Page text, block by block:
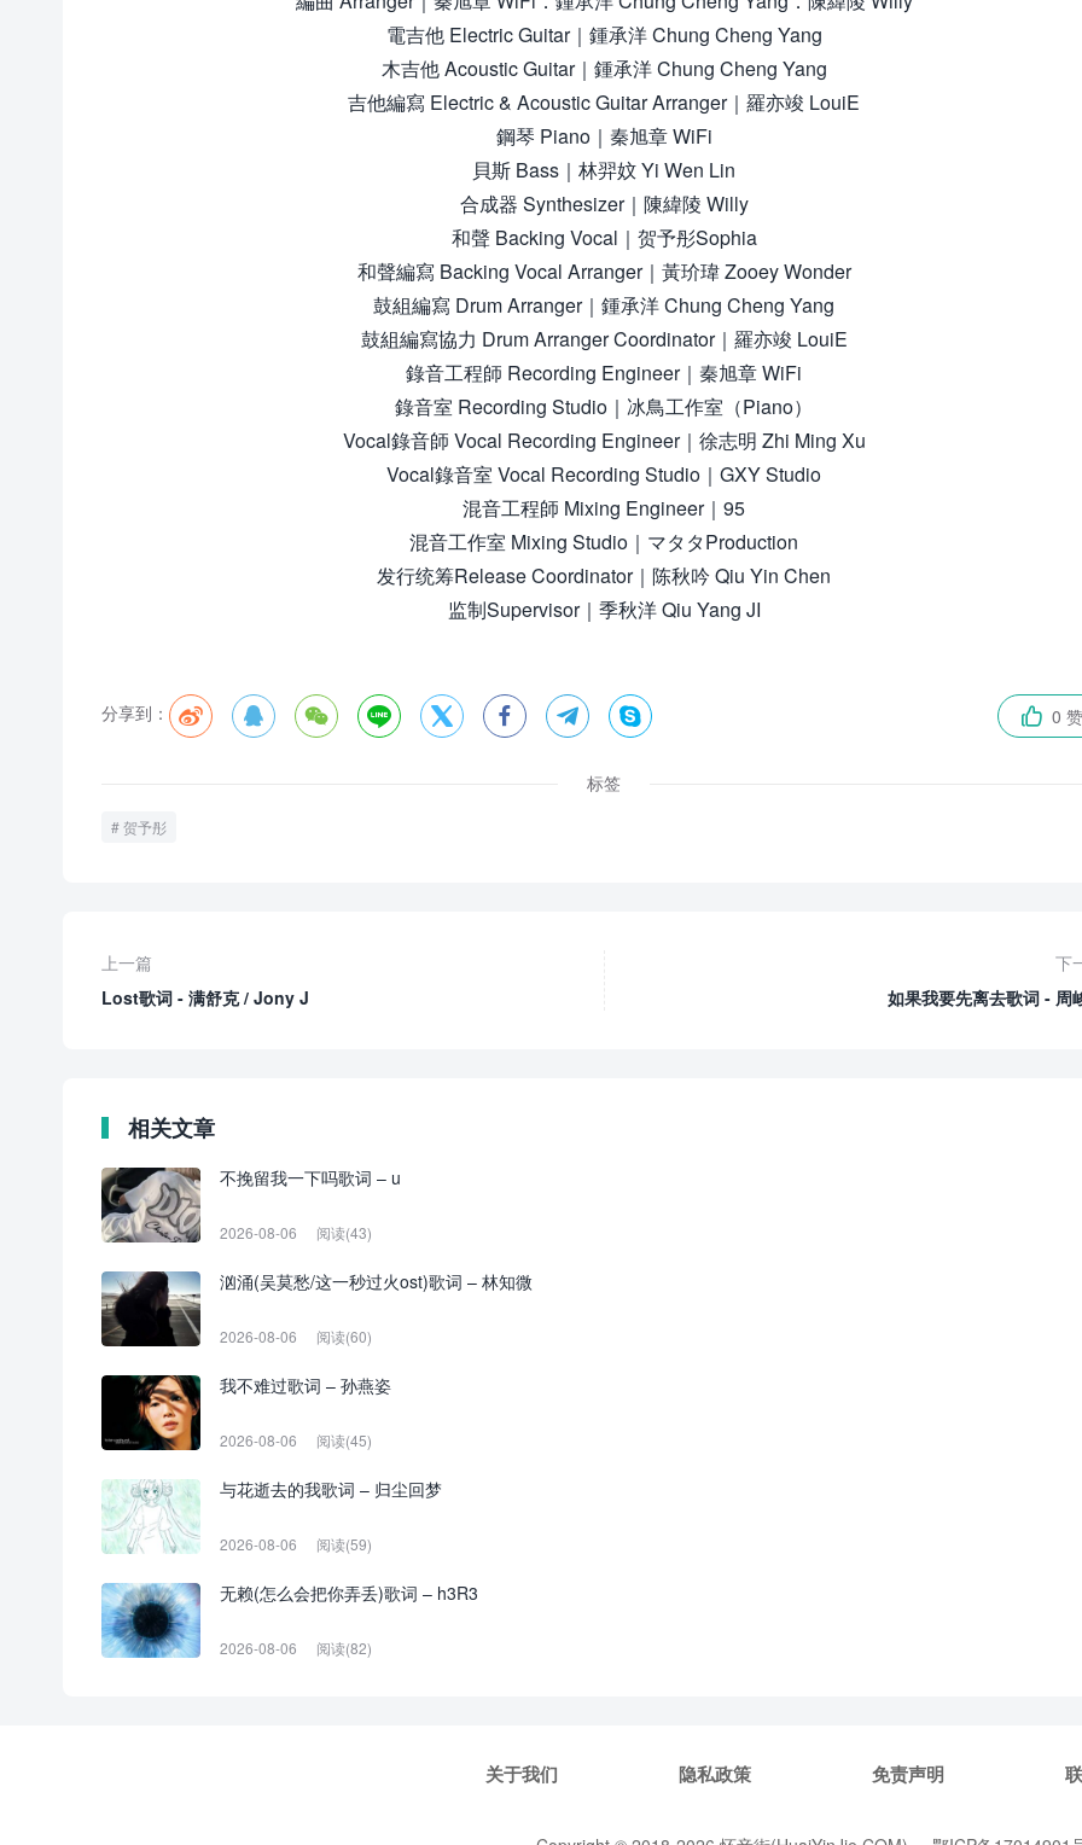
電吉他 Electric Guitar｜鍾承洋 Chung Cheng Yang
木吉他 Acoustic Guitar｜鍾承洋 Chung Cheng Yang
吉他編寫 Electric & Acoustic Guitar Arranger｜羅亦竣 LouiE
鋼琴 Piano｜秦旭章 WiFi
貝斯 Bass｜林羿妏 Yi Wen Lin
合成器 Synthesizer｜陳緯陵 Willy
和聲 Backing Vocal｜贺予彤Sophia
和聲編寫 Backing Vocal Arranger｜黃玠瑋 Zooey Wonder
鼓組編寫 Drum Arranger｜鍾承洋 Chung Cheng Yang
鼓組編寫協力 Drum Arranger Coordinator｜羅亦竣 LouiE
錄音工程師 Recording Engineer｜秦旭章 WiFi
錄音室 Recording Studio｜冰鳥工作室（Piano）
Vocal錄音師 Vocal Recording Engineer｜徐志明 Zhi Ming Xu
Vocal錄音室 Vocal Recording Studio｜GXY Studio
混音工程師 Mixing Engineer｜95
混音工作室 Mixing Studio｜マタタProduction
发行统筹Release Coordinator｜陈秋吟 Qiu Yin Chen
监制Supervisor｜季秋洋 Qiu Yang JI
分享到：          0 赞
标签
贺予彤
上一篇
Lost歌词 - 满舒克 / Jony J
下
如果我要先离去歌词 - 周
相关文章
不挽留我一下吗歌词 – u
2026-08-06 阅读(43)
汹涌(吴莫愁/这一秒过火ost)歌词 – 林知微
2026-08-06 阅读(60)
我不难过歌词 – 孙燕姿
2026-08-06 阅读(45)
与花逝去的我歌词 – 归尘回梦
2026-08-06 阅读(59)
无赖(怎么会把你弄丢)歌词 – h3R3
2026-08-06 阅读(82)
关于我们 隐私政策 免责声明